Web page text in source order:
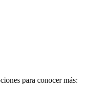
para conocer más: